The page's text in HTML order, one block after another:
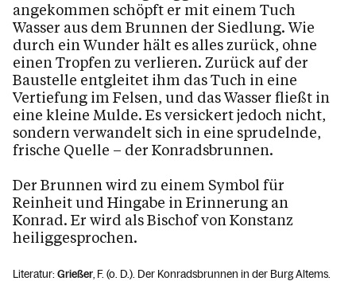
angekommen schöpft er mit einem Tuch
Wasser aus dem Brunnen der Siedlung. Wie
durch ein Wunder hält es alles zurück, ohne
einen Tropfen zu verlieren. Zurück auf der
Baustelle entgleitet ihm das Tuch in eine
Vertiefung im Felsen, und das Wasser fließt in
eine kleine Mulde. Es versickert jedoch nicht,
sondern verwandelt sich in eine sprudelnde,
frische Quelle – der Konradsbrunnen.
Der Brunnen wird zu einem Symbol für
Reinheit und Hingabe in Erinnerung an
Konrad. Er wird als Bischof von Konstanz
heiliggesprochen.
Literatur: Grießer , F. (o. D.). Der Konradsbrunnen in der Burg Altems.